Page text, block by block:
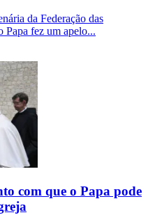
da Federação das
Papa fez um apelo...
com que o Papa pode